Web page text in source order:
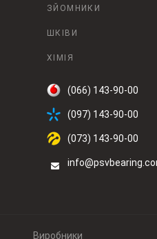
ЗЙОМНИКИ
ШКІВИ
ХІМІЯ
(066) 143-90-00
(097) 143-90-00
(073) 143-90-00
Виробники